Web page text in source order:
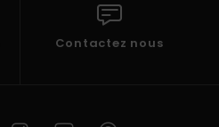
Contactez nous